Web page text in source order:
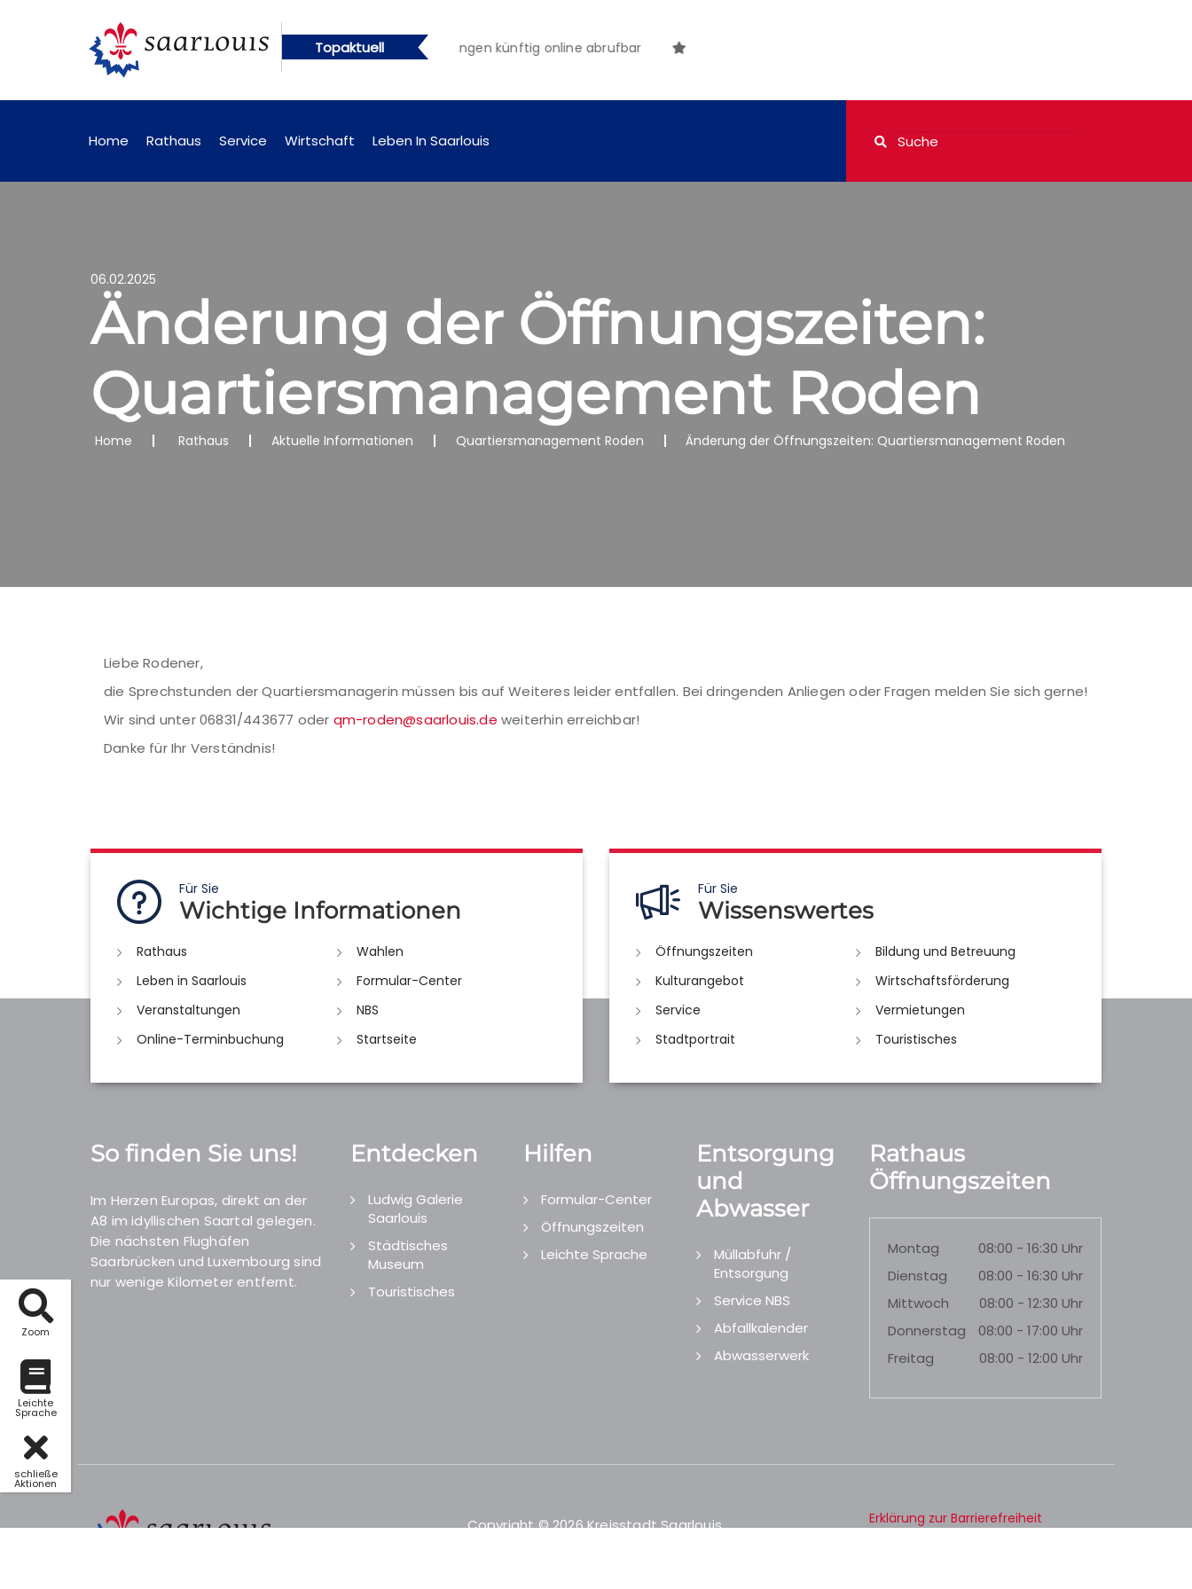
Zoom
Leichte
Sprache
schließe
Aktionen
Topaktuell
künftig online abrufbar Öffentliche Bekanntmachungen künftig online abrufbar
Home Rathaus Service Wirtschaft Leben In Saarlouis
06.02.2025
Änderung der Öffnungszeiten:
Quartiersmanagement Roden
Home Rathaus Aktuelle Informationen Quartiersmanagement Roden Änderung der Öffnungszeiten: Quartiersmanagement Roden
Liebe Rodener,
die Sprechstunden der Quartiersmanagerin müssen bis auf Weiteres leider entfallen. Bei dringenden Anliegen oder Fragen melden Sie sich gerne!
Wir sind unter 06831/443677 oder qm-roden@saarlouis.de weiterhin erreichbar!
Danke für Ihr Verständnis!
Für Sie
Wichtige Informationen
Rathaus
Wahlen
Leben in Saarlouis
Formular-Center
Veranstaltungen
NBS
Online-Terminbuchung
Startseite
Für Sie
Wissenswertes
Öffnungszeiten
Bildung und Betreuung
Kulturangebot
Wirtschaftsförderung
Service
Vermietungen
Stadtportrait
Touristisches
So finden Sie uns!
Im Herzen Europas, direkt an der
A8 im idyllischen Saartal gelegen.
Die nächsten Flughäfen
Saarbrücken und Luxembourg sind
nur wenige Kilometer entfernt.
Entdecken
Ludwig Galerie
Saarlouis
Städtisches
Museum
Touristisches
Hilfen
Formular-Center
Öffnungszeiten
Leichte Sprache
Entsorgung
und
Abwasser
Müllabfuhr /
Entsorgung
Service NBS
Abfallkalender
Abwasserwerk
Rathaus
Öffnungszeiten
Montag
08:00 - 16:30 Uhr
Dienstag
08:00 - 16:30 Uhr
Mittwoch
08:00 - 12:30 Uhr
Donnerstag
08:00 - 17:00 Uhr
Freitag
08:00 - 12:00 Uhr
Copyright © 2026 Kreisstadt Saarlouis.
Erklärung zur Barrierefreiheit